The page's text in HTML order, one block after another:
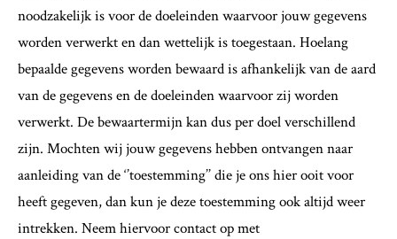
noodzakelijk is voor de doeleinden waarvoor jouw gegevens
worden verwerkt en dan wettelijk is toegestaan. Hoelang
bepaalde gegevens worden bewaard is afhankelijk van de aard
van de gegevens en de doeleinden waarvoor zij worden
verwerkt. De bewaartermijn kan dus per doel verschillend
zijn. Mochten wij jouw gegevens hebben ontvangen naar
aanleiding van de ‘’toestemming’’ die je ons hier ooit voor
heeft gegeven, dan kun je deze toestemming ook altijd weer
intrekken. Neem hiervoor contact op met